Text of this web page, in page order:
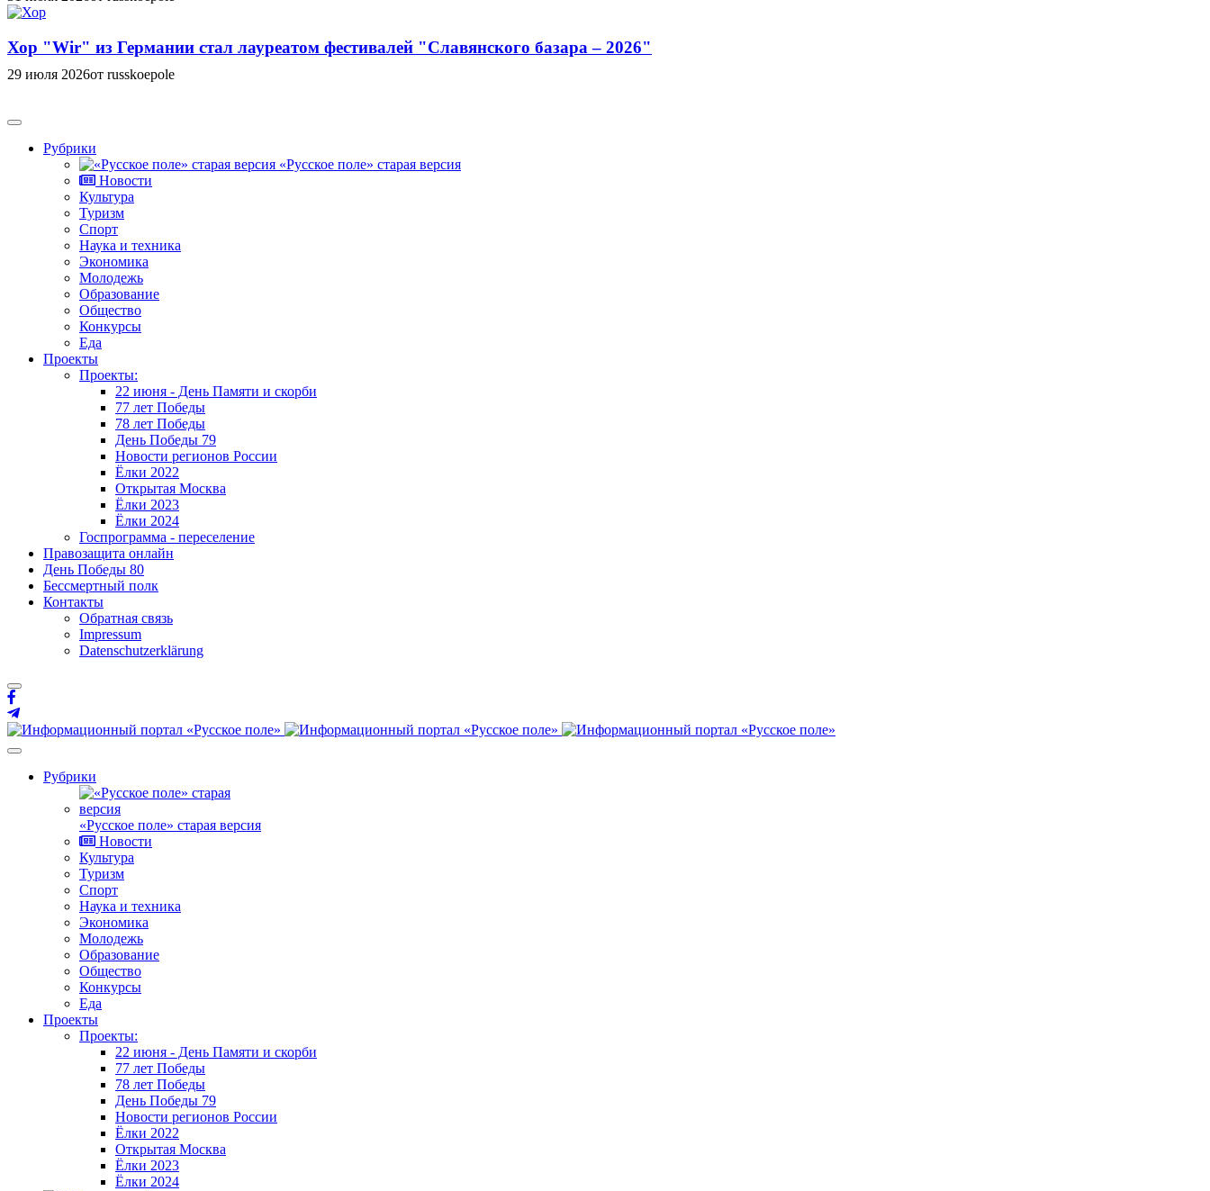
Хор "Wir" из Германии стал лауреатом фестивалей "Славянского базара – 2026"
29 июля 2026от russkoepole
Рубрики
«Русское поле» старая версия
Новости
Культура
Туризм
Спорт
Наука и техника
Экономика
Молодежь
Образование
Общество
Конкурсы
Еда
Проекты
Проекты:
22 июня - День Памяти и скорби
77 лет Победы
78 лет Победы
День Победы 79
Новости регионов России
Ёлки 2022
Открытая Москва
Ёлки 2023
Ёлки 2024
Госпрограмма - переселение
Правозащита онлайн
День Победы 80
Бессмертный полк
Контакты
Обратная связь
Impressum
Datenschutzerklärung
Рубрики
«Русское поле» старая версия
Новости
Культура
Туризм
Спорт
Наука и техника
Экономика
Молодежь
Образование
Общество
Конкурсы
Еда
Проекты
Проекты:
22 июня - День Памяти и скорби
77 лет Победы
78 лет Победы
День Победы 79
Новости регионов России
Ёлки 2022
Открытая Москва
Ёлки 2023
Ёлки 2024